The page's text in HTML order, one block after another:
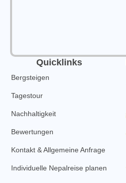
Quicklinks
Bergsteigen
Tagestour
Nachhaltigkeit
Bewertungen
Kontakt & Allgemeine Anfrage
Individuelle Nepalreise planen